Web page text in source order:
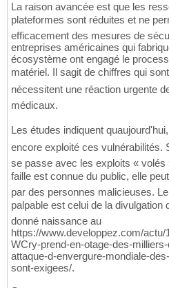
La raison avancée est que les
plateformes sont réduites et ne
efficacement des mesures de
entreprises américaines qui
écosystème ont engagé le
matériel. Il sagit de chiffres qui
nécessitent une réaction urgente
médicaux.
Les études indiquent
encore exploité ces vulnérabilités.
se passe avec les exploits « volés
faille est connue du public, elle peut
par des personnes malicieuses.
palpable est celui de la divulgation
donné naissance au
https://www.developpez.com/
WCry-prend-en-otage-des-
attaque-d-envergure-mondiale-
sont-exigees/.